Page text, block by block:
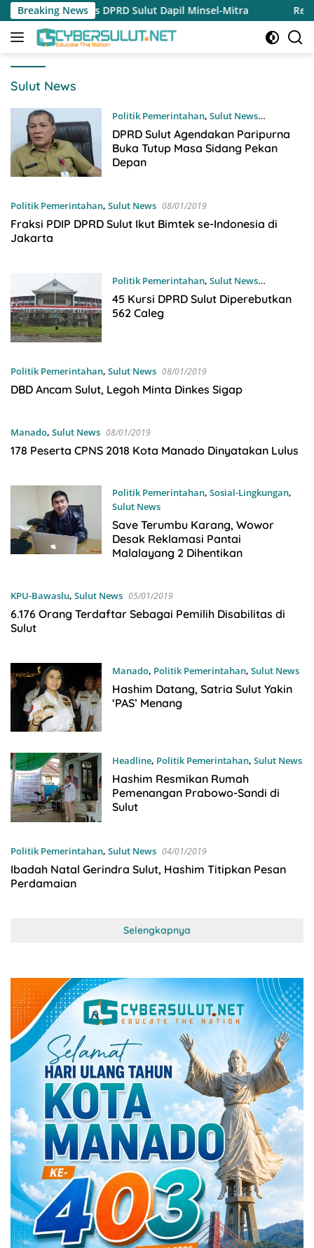
Langsung
ke
konten
Breaking News
DPRD Sulut Dapil Minsel-Mitra Reses Jeane
Sulut News
Politik Pemerintahan, Sulut News
10/01/2019
DPRD Sulut Agendakan Paripurna
Buka Tutup Masa Sidang Pekan
Depan
Politik Pemerintahan, Sulut News 08/01/2019
Fraksi PDIP DPRD Sulut Ikut Bimtek se-Indonesia di
Jakarta
Politik Pemerintahan, Sulut News
08/01/2019
45 Kursi DPRD Sulut Diperebutkan
562 Caleg
Politik Pemerintahan, Sulut News 08/01/2019
DBD Ancam Sulut, Legoh Minta Dinkes Sigap
Manado, Sulut News 08/01/2019
178 Peserta CPNS 2018 Kota Manado Dinyatakan Lulus
Politik Pemerintahan, Sosial-Lingkungan,
Sulut News
06/01/2019
Save Terumbu Karang, Wowor
Desak Reklamasi Pantai
Malalayang 2 Dihentikan
KPU-Bawaslu, Sulut News 05/01/2019
6.176 Orang Terdaftar Sebagai Pemilih Disabilitas di
Sulut
Manado, Politik Pemerintahan, Sulut News
05/01/2019
Hashim Datang, Satria Sulut Yakin
‘PAS’ Menang
Headline, Politik Pemerintahan, Sulut News
04/01/2019
Hashim Resmikan Rumah
Pemenangan Prabowo-Sandi di
Sulut
Politik Pemerintahan, Sulut News 04/01/2019
Ibadah Natal Gerindra Sulut, Hashim Titipkan Pesan
Perdamaian
Selengkapnya